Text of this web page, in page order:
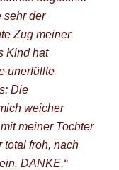
sehr der
Zug meiner
Kind hat
unerfüllte
Die
weicher
meiner Tochter
total froh, nach
DANKE.“